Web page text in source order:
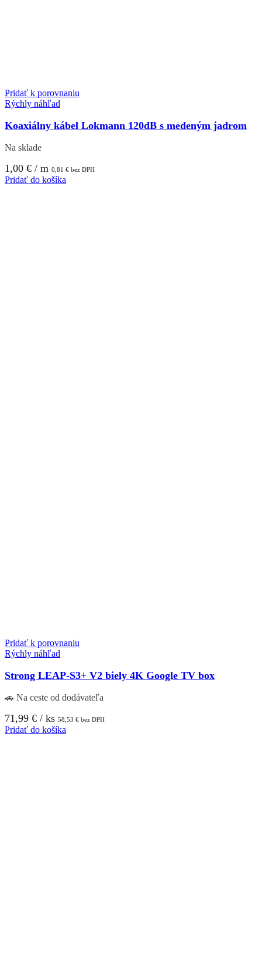
Pridať k porovnaniu
Rýchly náhľad
Koaxiálny kábel Lokmann 120dB s medeným jadrom
Na sklade
1,00 € / m 0,81 € bez DPH
Pridať do košíka
Pridať k porovnaniu
Rýchly náhľad
Strong LEAP-S3+ V2 biely 4K Google TV box
🚗 Na ceste od dodávateľa
71,99 € / ks 58,53 € bez DPH
Pridať do košíka